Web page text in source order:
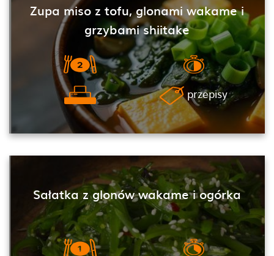
Zupa miso z tofu, glonami wakame i
grzybami shiitake
przepisy
Sałatka z glonów wakame i ogórka